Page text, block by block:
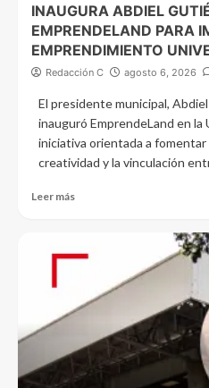
INAUGURA ABDIEL
EMPRENDELAND PARA
EMPRENDIMIENTO
Redacción C agosto 6, 2026
El presidente municipal,
inauguró EmprendeLand en la
iniciativa orientada a
creatividad y la vinculación
Leer más